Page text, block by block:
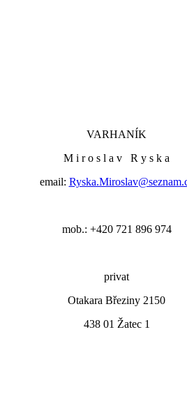
VARHANÍK
M i r o s l a v R y s k a
email:
mob.: +420 721 896 974
privat
Otakara Březiny 2150
438 01 Žatec 1